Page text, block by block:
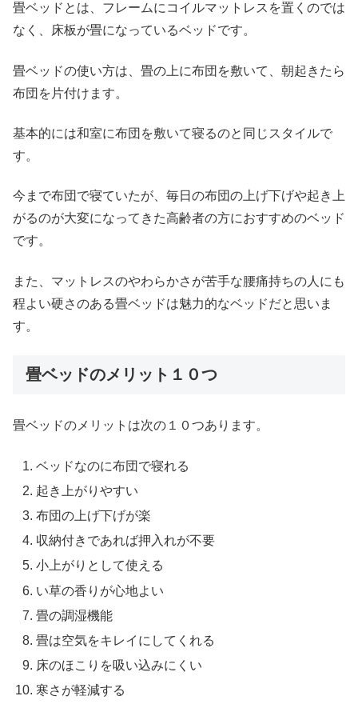
畳ベッドとは、フレームにコイルマットレスを置くのでは
なく、床板が畳になっているベッドです。
畳ベッドの使い方は、畳の上に布団を敷いて、朝起きたら
布団を片付けます。
基本的には和室に布団を敷いて寝るのと同じスタイルで
す。
今まで布団で寝ていたが、毎日の布団の上げ下げや起き上
がるのが大変になってきた高齢者の方におすすめのベッド
です。
また、マットレスのやわらかさが苦手な腰痛持ちの人にも
程よい硬さのある畳ベッドは魅力的なベッドだと思いま
す。
畳ベッドのメリット１０つ
畳ベッドのメリットは次の１０つあります。
ベッドなのに布団で寝れる
起き上がりやすい
布団の上げ下げが楽
収納付きであれば押入れが不要
小上がりとして使える
い草の香りが心地よい
畳の調湿機能
畳は空気をキレイにしてくれる
床のほこりを吸い込みにくい
寒さが軽減する